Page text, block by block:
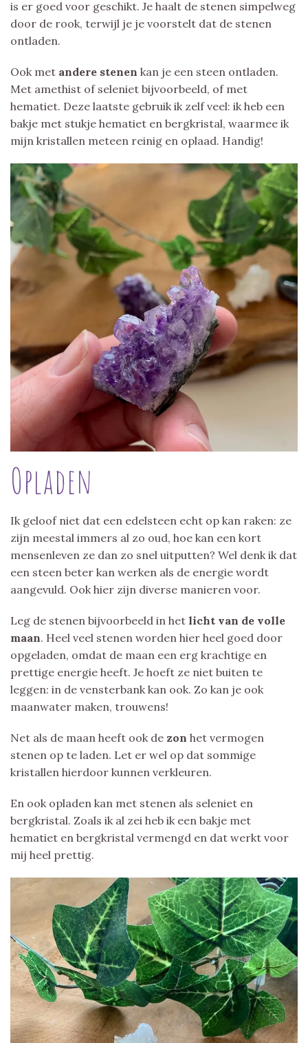
is er goed voor geschikt. Je haalt de stenen simpelweg
door de rook, terwijl je je voorstelt dat de stenen
ontladen.
Ook met andere stenen kan je een steen ontladen.
Met amethist of seleniet bijvoorbeeld, of met
hematiet. Deze laatste gebruik ik zelf veel: ik heb een
bakje met stukje hematiet en bergkristal, waarmee ik
mijn kristallen meteen reinig en oplaad. Handig!
Opladen
Ik geloof niet dat een edelsteen echt op kan raken: ze
zijn meestal immers al zo oud, hoe kan een kort
mensenleven ze dan zo snel uitputten? Wel denk ik dat
een steen beter kan werken als de energie wordt
aangevuld. Ook hier zijn diverse manieren voor.
Leg de stenen bijvoorbeeld in het licht van de volle
maan. Heel veel stenen worden hier heel goed door
opgeladen, omdat de maan een erg krachtige en
prettige energie heeft. Je hoeft ze niet buiten te
leggen: in de vensterbank kan ook. Zo kan je ook
maanwater maken, trouwens!
Net als de maan heeft ook de zon het vermogen
stenen op te laden. Let er wel op dat sommige
kristallen hierdoor kunnen verkleuren.
En ook opladen kan met stenen als seleniet en
bergkristal. Zoals ik al zei heb ik een bakje met
hematiet en bergkristal vermengd en dat werkt voor
mij heel prettig.